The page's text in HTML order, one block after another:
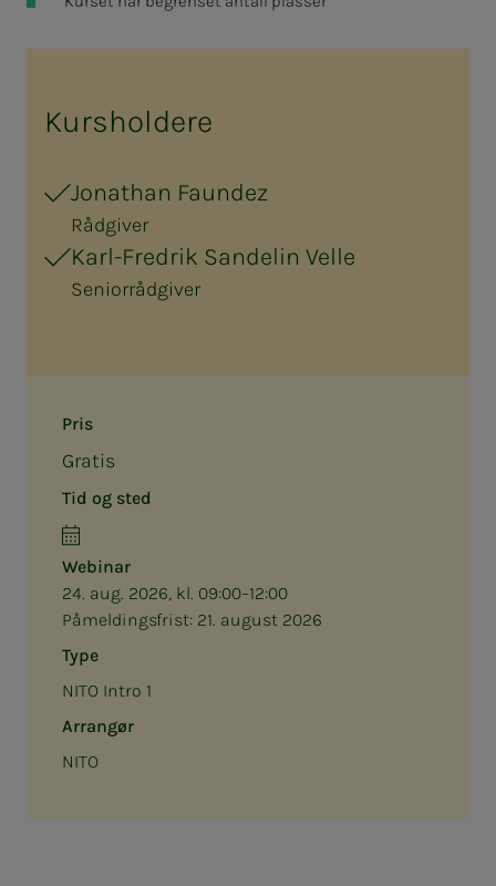
Pris
Gratis
Tid og sted
Webinar
24. aug. 2026, kl. 09:00–12:00
Påmeldingsfrist: 21. august 2026
Type
NITO Intro 1
Arrangør
NITO
Kursholdere
Jonathan Faundez
Rådgiver
Karl-Fredrik Sandelin Velle
Seniorrådgiver